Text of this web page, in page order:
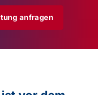
anfragen